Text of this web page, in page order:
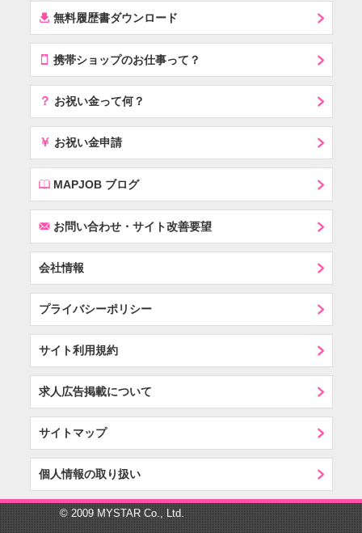
í 無料履歴書ダウンロード
T 携帯ショップのお仕事って？
？ お祝い金って何？
￥ お祝い金申請
EMAPJOB ブログ
Fお問い合わせ・サイト改善要望
会社情報
プライバシーポリシー
サイト利用規約
求人広告掲載について
サイトマップ
個人情報の取り扱い
© 2009 MYSTAR Co., Ltd.